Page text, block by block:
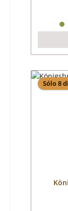
Sólo 8